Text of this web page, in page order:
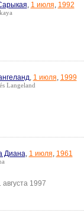
, 1 июля, 1992
, 1 июля, 1999
Langeland
Диана, 1 июля, 1961
августа 1997